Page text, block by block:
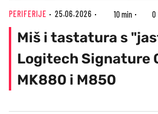
PERIFERIJE 25.06.2026 10 min 0
Miš i tastatura s
Logitech Signature
MK880 i M850